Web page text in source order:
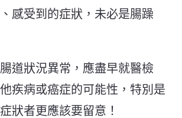
感受到的症狀，未必是腸躁
道狀況異常，應盡早就醫檢
疾病或癌症的可能性，特別是
狀者更應該要留意！